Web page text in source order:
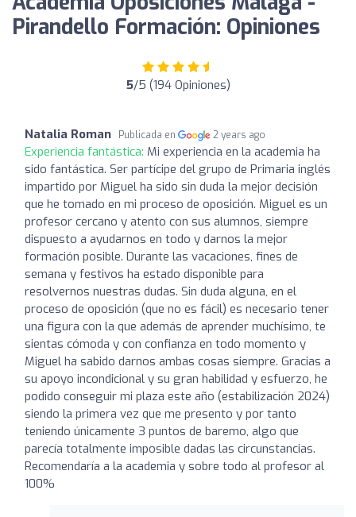
Pirandello Formación: Opiniones
5/5 (194 Opiniones)
Natalia Roman Publicada en 2 years ago
Experiencia fantástica: Mi experiencia en la academia ha
sido fantástica. Ser partícipe del grupo de Primaria inglés
impartido por Miguel ha sido sin duda la mejor decisión
que he tomado en mi proceso de oposición. Miguel es un
profesor cercano y atento con sus alumnos, siempre
dispuesto a ayudarnos en todo y darnos la mejor
formación posible. Durante las vacaciones, fines de
semana y festivos ha estado disponible para
resolvernos nuestras dudas. Sin duda alguna, en el
proceso de oposición (que no es fácil) es necesario tener
una figura con la que además de aprender muchísimo, te
sientas cómoda y con confianza en todo momento y
Miguel ha sabido darnos ambas cosas siempre. Gracias a
su apoyo incondicional y su gran habilidad y esfuerzo, he
podido conseguir mi plaza este año (estabilización 2024)
siendo la primera vez que me presento y por tanto
teniendo únicamente 3 puntos de baremo, algo que
parecía totalmente imposible dadas las circunstancias.
Recomendaría a la academia y sobre todo al profesor al
100%